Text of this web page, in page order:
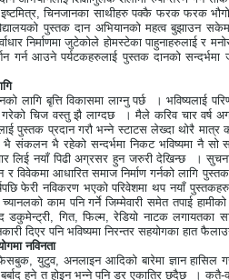
इष्टमित्र, चिनजानका साथीहरु पक्कै फरक फरक
पुस्तक दान अभियानको महत्व बुझाउन
निर्माणमा जुटेकोले होमस्टेका पाहुनाहरुलाई
गर्न आउने पर्यटकहरुलाई पुस्तक दानको सन्दर्भमा
लागि बृत्ति विकासमा लाग्नु पर्छ
। भविष्यलाई
गरेको चिज वस्तु झै लाग्दछ
। मैले करिव चार वर्ष
पुस्तक प्रदान गरौ भन्ने स्टाटस लेख्दा थोरै
संकलन भै रहेको सन्दर्भमा निकट भविष्यमा नै सो
लिई नयाँ पिढी अग्रसर हुन जरुरी देखिन्छ
।
र विवेकमा आधारित समाज निर्माण गर्नको लागि
फेरी नविकरण भएको परिवेशमा थप नयाँ पुस्तकहरु
काम पनि गर्ने जिम्मेवारी समेत तपाई
डकुमेन्ट्री, गित, फिल्म, रेडियो नाटक लगायतका
दिएर पनि भविष्यमा निरन्तर सहयोगका हात
नविनता
, युटुव, अनलाइन आदिको बारेमा ज्ञान हासिल
हुने त होइन भन्ने पनि डर एकातिर छदैछ
। कतै-